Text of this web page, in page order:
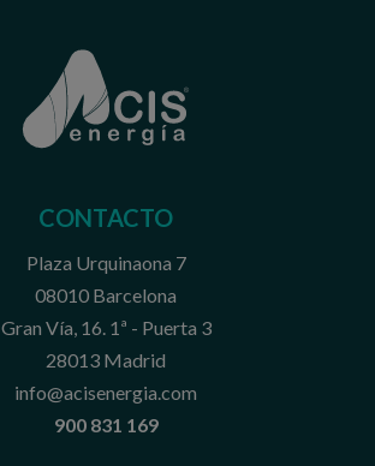
CONTACTO
Plaza Urquinaona 7
08010 Barcelona
Gran Vía, 16. 1ª - Puerta 3
28013 Madrid
info@acisenergia.com
900 831 169